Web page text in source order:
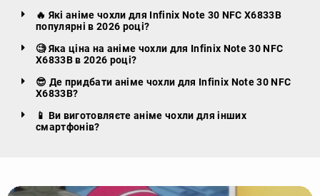
🔥 Які аніме чохли для Infinix Note 30 NFC X6833B
популярні в 2026 році?
🧐 Яка ціна на аніме чохли для Infinix Note 30 NFC
X6833B в 2026 році?
😎 Де придбати аніме чохли для Infinix Note 30 NFC
X6833B?
📱 Ви виготовляєте аніме чохли для інших
смартфонів?